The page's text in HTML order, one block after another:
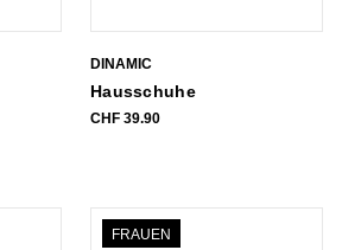
DINAMIC
Hausschuhe
CHF 39.90
FRAUEN